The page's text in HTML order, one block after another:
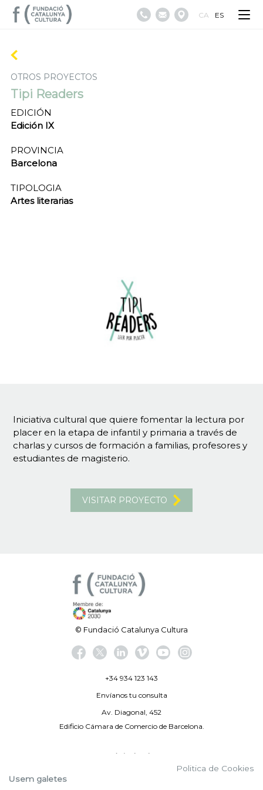
CA ES
OTROS PROYECTOS
Tipi Readers
EDICIÓN
Edición IX
PROVINCIA
Barcelona
TIPOLOGIA
Artes literarias
Iniciativa cultural que quiere fomentar la lectura por
placer en la etapa de infantil y primaria a través de
charlas y cursos de formación a familias, profesores y
estudiantes de magisterio.
VISITAR PROYECTO
© Fundació Catalunya Cultura
+34 934 123 143
Envíanos tu consulta
Av. Diagonal, 452
Edificio Cámara de Comercio de Barcelona.
Aviso legal
Politica de Cookies
Usem galetes